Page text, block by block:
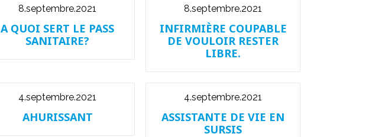
8.septembre.2021
A QUOI SERT LE PASS
SANITAIRE?
8.septembre.2021
INFIRMIÈRE COUPABLE
DE VOULOIR RESTER
LIBRE.
4.septembre.2021
AHURISSANT
4.septembre.2021
ASSISTANTE DE VIE EN
SURSIS